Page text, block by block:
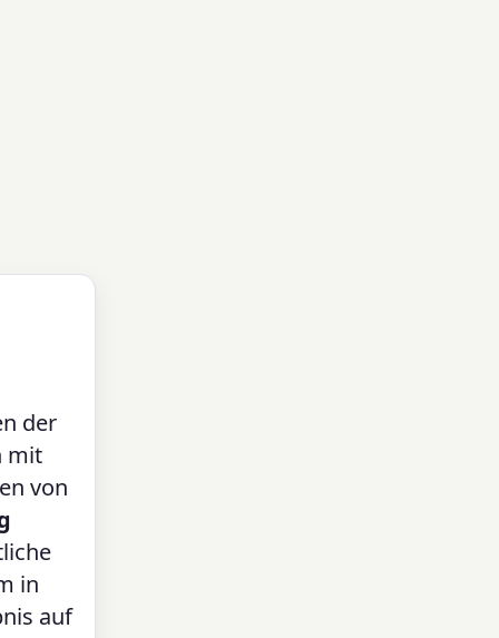
der
mit
von
in
auf